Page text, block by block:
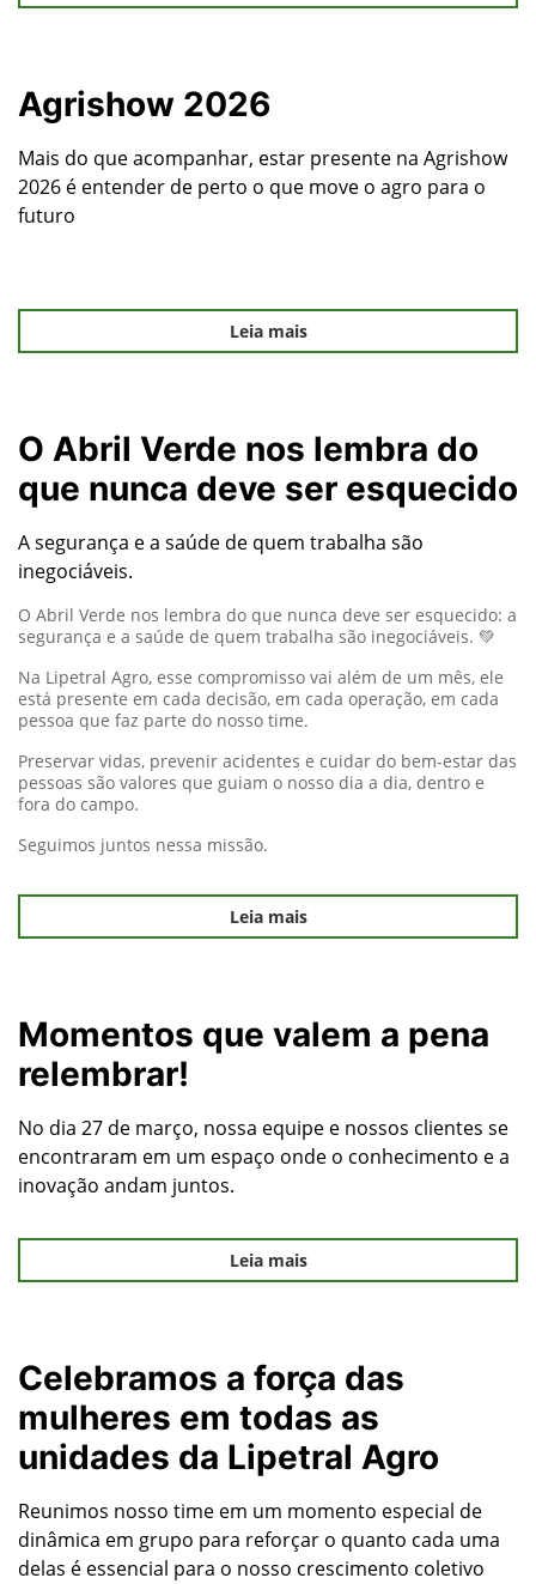
Agrishow 2026
Mais do que acompanhar, estar presente na Agrishow
2026 é entender de perto o que move o agro para o
futuro
Leia mais
O Abril Verde nos lembra do
que nunca deve ser esquecido
A segurança e a saúde de quem trabalha são
inegociáveis.
O Abril Verde nos lembra do que nunca deve ser esquecido: a
segurança e a saúde de quem trabalha são inegociáveis. 💚
Na Lipetral Agro, esse compromisso vai além de um mês, ele
está presente em cada decisão, em cada operação, em cada
pessoa que faz parte do nosso time.
Preservar vidas, prevenir acidentes e cuidar do bem-estar das
pessoas são valores que guiam o nosso dia a dia, dentro e
fora do campo.
Seguimos juntos nessa missão.
Leia mais
Momentos que valem a pena
relembrar!
No dia 27 de março, nossa equipe e nossos clientes se
encontraram em um espaço onde o conhecimento e a
inovação andam juntos.
Leia mais
Celebramos a força das
mulheres em todas as
unidades da Lipetral Agro
Reunimos nosso time em um momento especial de
dinâmica em grupo para reforçar o quanto cada uma
delas é essencial para o nosso crescimento coletivo